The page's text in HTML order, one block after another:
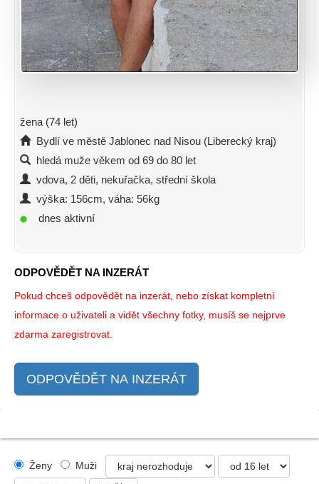
žena (74 let)
Bydlí ve městě Jablonec nad Nisou (Liberecký kraj)
hledá muže věkem od 69 do 80 let
vdova, 2 děti, nekuřačka, střední škola
výška: 156cm, váha: 56kg
dnes aktivní
ODPOVĚDĚT NA INZERÁT
Pokud chceš odpovědět na inzerát, nebo získat kompletní
informace o uživateli a vidět všechny fotky, musíš se nejprve
zdarma zaregistrovat.
ODPOVĚDĚT NA INZERÁT
Ženy Muži